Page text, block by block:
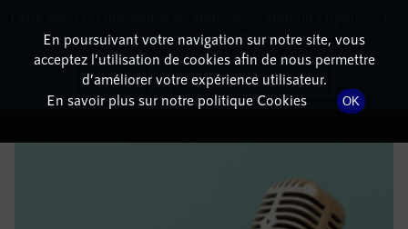
DÉTAILS DE L'ÉPISODE
12 août 2022à 6h59, durée : Invalid date
En poursuivant votre navigation sur notre site, vous
acceptez l’utilisation de cookies afin de nous permettre
d’améliorer votre expérience utilisateur.
En savoir plus sur notre politique Cookies
OK
dessous pour l'installer.
Non merci Télécharger l'application